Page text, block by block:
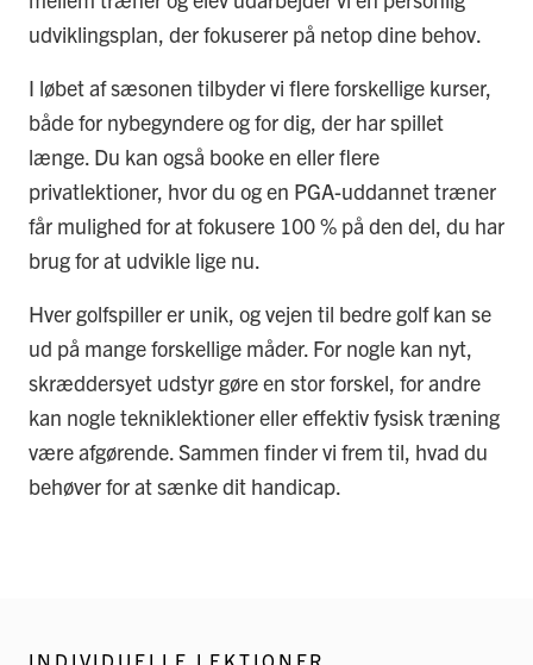
udviklingsplan, der fokuserer på netop dine behov.
I løbet af sæsonen tilbyder vi flere forskellige kurser,
både for nybegyndere og for dig, der har spillet
længe. Du kan også booke en eller flere
privatlektioner, hvor du og en PGA-uddannet træner
får mulighed for at fokusere 100 % på den del, du har
brug for at udvikle lige nu.
Hver golfspiller er unik, og vejen til bedre golf kan se
ud på mange forskellige måder. For nogle kan nyt,
skræddersyet udstyr gøre en stor forskel, for andre
kan nogle tekniklektioner eller effektiv fysisk træning
være afgørende. Sammen finder vi frem til, hvad du
behøver for at sænke dit handicap.
INDIVIDUELLE LEKTIONER